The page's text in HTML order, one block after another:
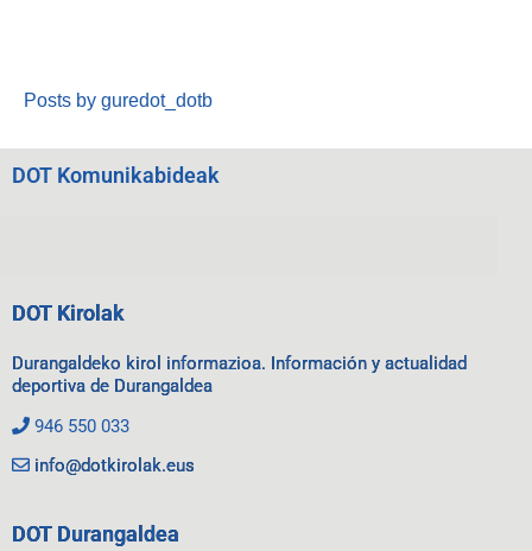
Posts by guredot_dotb
DOT Komunikabideak
DOT Kirolak
Durangaldeko kirol informazioa. Información y actualidad
deportiva de Durangaldea
946 550 033
info@dotkirolak.eus
DOT Durangaldea